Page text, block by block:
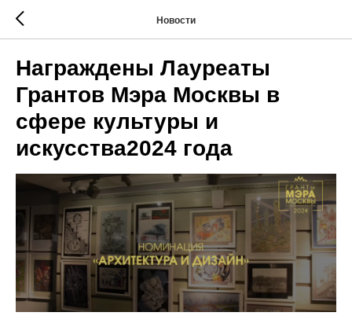
Новости
Награждены Лауреаты
Грантов Мэра Москвы в
сфере культуры и
искусства2024 года